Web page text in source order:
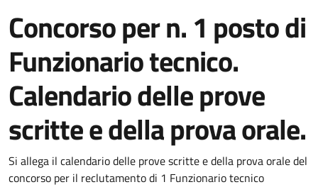
Concorso per n. 1 posto di
Funzionario tecnico.
Calendario delle prove
scritte e della prova orale.
Dettagli della notizia
Si allega il calendario delle prove scritte e della prova orale del
concorso per il reclutamento di 1 Funzionario tecnico